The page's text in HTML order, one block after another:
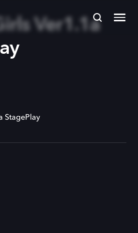
Ver1.1a
StagePlay